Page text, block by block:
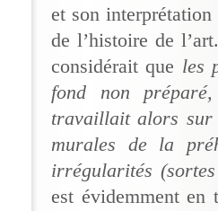
et son interprétation
de l’histoire de
considérait que les
fond non
travaillait alors sur
murales de la
irrégularités
est évidemment en